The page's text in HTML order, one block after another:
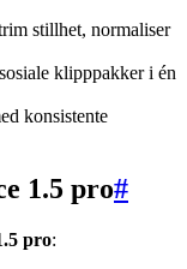
stillhet, normaliser
klipppakker i én
konsistente
1.5 pro#
pro: